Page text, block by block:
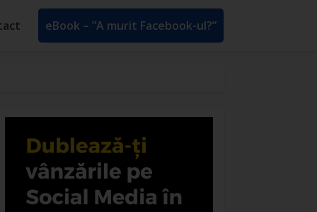
eBook – ”A murit Facebook-ul?”